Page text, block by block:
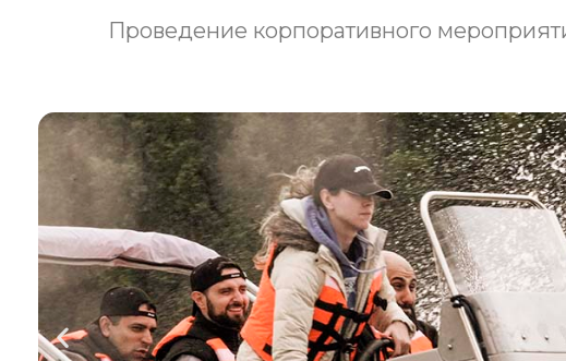
Проведение корпоративного